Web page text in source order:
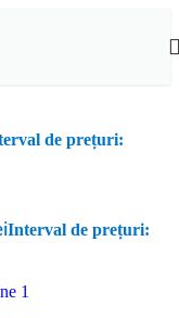
de prețuri:
Interval de prețuri: